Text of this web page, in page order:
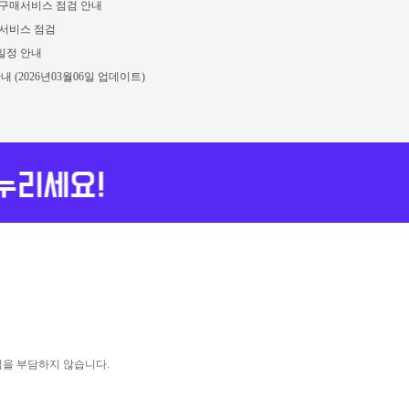
매서비스 점검 안내
비스 점검
정 안내
(2026년03월06일 업데이트)
부담하지 않습니다.